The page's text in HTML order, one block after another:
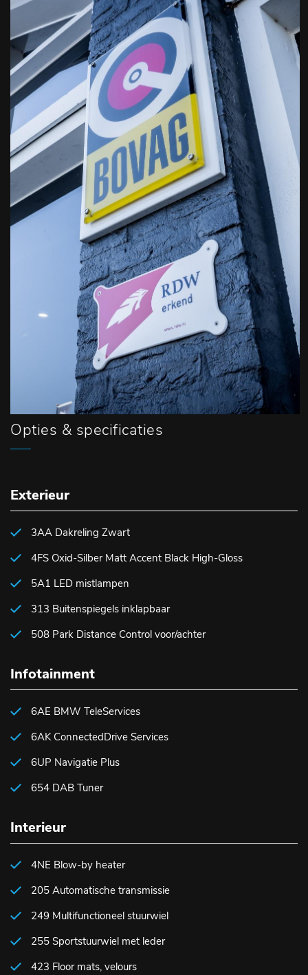
Opties & specificaties
Exterieur
3AA Dakreling Zwart
4FS Oxid-Silber Matt Accent Black High-Gloss
5A1 LED mistlampen
313 Buitenspiegels inklapbaar
508 Park Distance Control voor/achter
Infotainment
6AE BMW TeleServices
6AK ConnectedDrive Services
6UP Navigatie Plus
654 DAB Tuner
Interieur
4NE Blow-by heater
205 Automatische transmissie
249 Multifunctioneel stuurwiel
255 Sportstuurwiel met leder
423 Floor mats, velours